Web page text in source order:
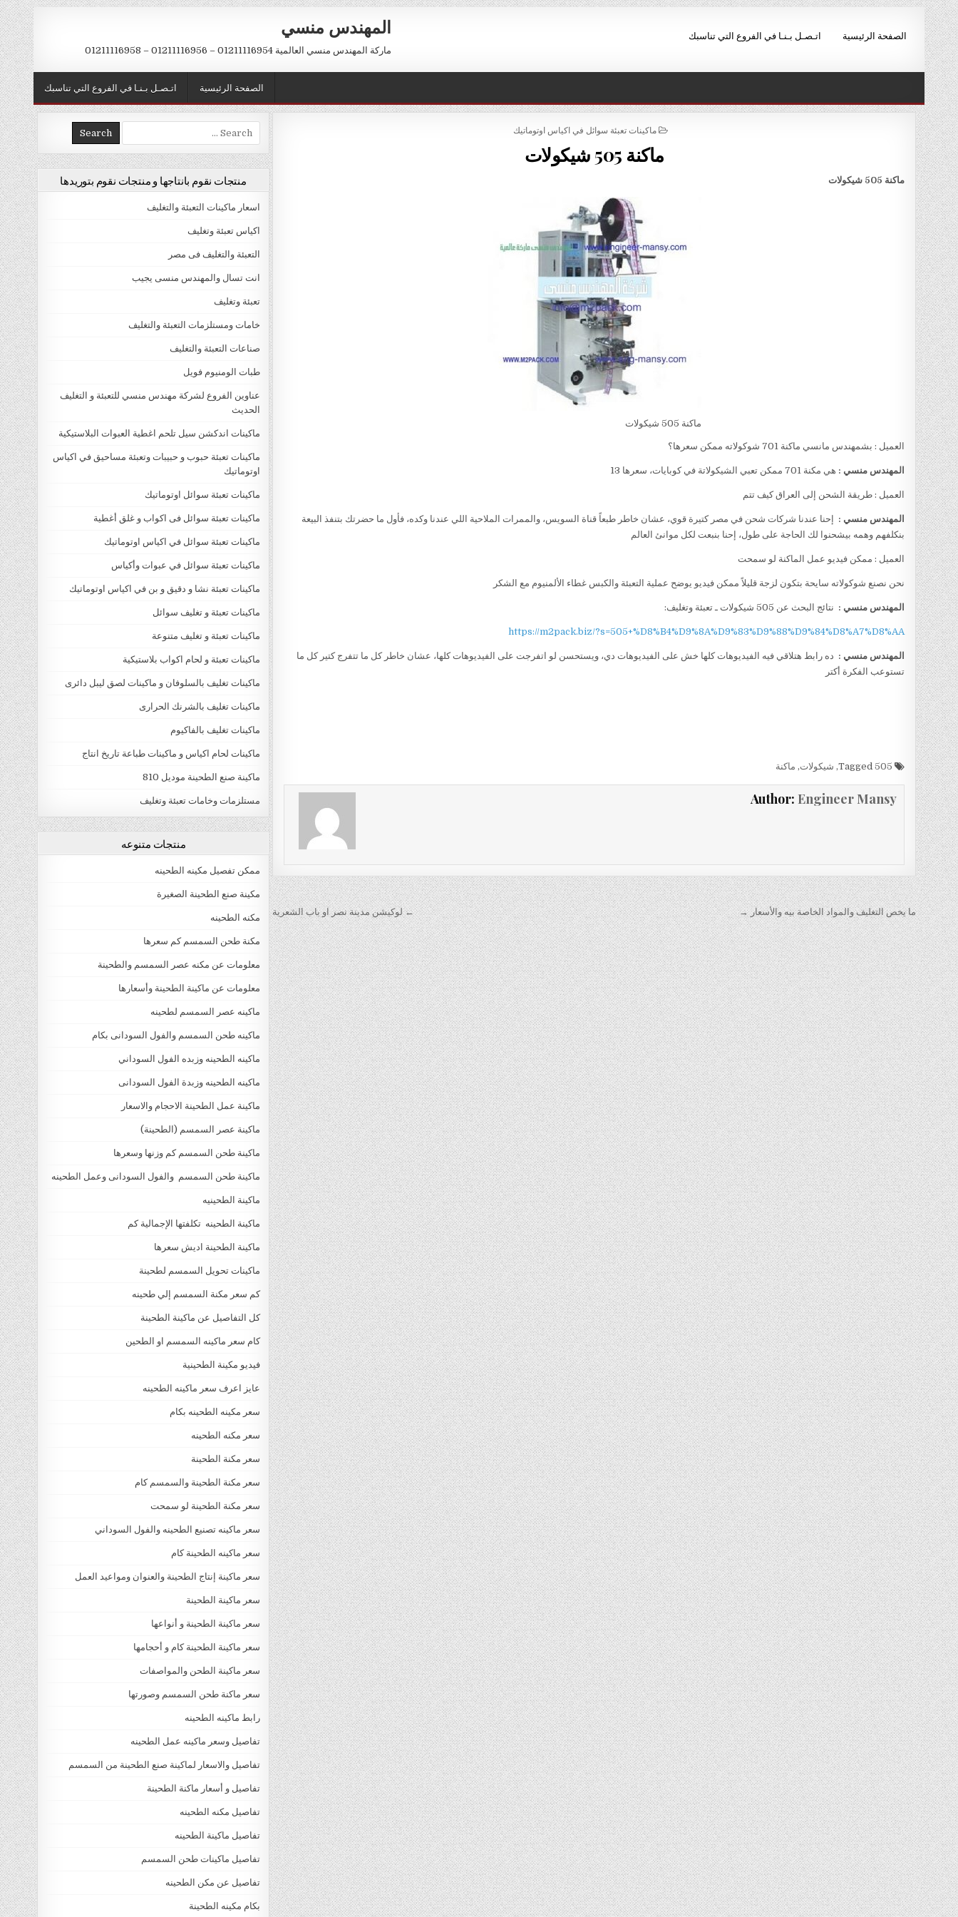
Skip
to
content
المهندس منسي
ماركة المهندس منسي العالمية 01211116954 – 01211116956 – 01211116958
اتـصـل بـنـا في الفروع التي تناسبك الصفحة الرئيسية
اتـصـل بـنـا في الفروع التي تناسبك الصفحة الرئيسية
POSTED
ماكينات تعبئة سوائل في اكياس اوتوماتيك
ماكنة 505 شيكولات
ماكنة 505 شيكولات
ماكنة 505 شيكولات
العميل : بشمهندس مانسي ماكنة 701 شوكولاته ممكن سعرها؟
المهندس منسي : هي مكنة 701 ممكن تعبي الشيكولاتة في كوبايات، سعرها 13
العميل : طريقة الشحن إلى العراق كيف تتم
المهندس منسي : إحنا عندنا شركات شحن في مصر كتيرة قوي، عشان خاطر طبعاً قناة السويس، والممرات الملاحية اللي عندنا وكده، فأول ما حضرتك بتنفذ البيعة
بنكلفهم وهمه بيشحنوا لك الحاجة على طول، إحنا بنبعت لكل موانئ العالم
العميل : ممكن فيديو عمل الماكنة لو سمحت
نحن نصنع شوكولاته سايحة بتكون لزجة قليلاً ممكن فيديو يوضح عملية التعبئة والكبس غطاء الألمنيوم مع الشكر
المهندس منسي : نتائج البحث عن 505 شيكولات ـ تعبئة وتغليف:
https://m2pack.biz/?s=505+%D8%B4%D9%8A%D9%83%D9%88%D9%84%D8%A7%D8%AA
المهندس منسي : ده رابط هتلاقي فيه الفيديوهات كلها خش على الفيديوهات دي، ويستحسن لو اتفرجت على الفيديوهات كلها، عشان خاطر كل ما تتفرج كتير كل ما
تستوعب الفكرة أكتر
505
, شيكولات, ماكنة
Author: Engineer Mansy
تصفّح
المقالات
← لوكيشن مدينة نصر او باب الشعرية ما يخص التغليف والمواد الخاصة بيه والأسعار →
Search
for:
منتجات نقوم بانتاجها و منتجات نقوم بتوريدها
اسعار ماكينات التعبئة والتغليف
اكياس تعبئة وتغليف
التعبئة والتغليف فى مصر
انت تسال والمهندس منسى يجيب
تعبئة وتغليف
خامات ومستلزمات التعبئة والتغليف
صناعات التعبئة والتغليف
طبات الومنيوم فويل
عناوين الفروع لشركة مهندس منسي للتعبئة و التغليف
الحديث
ماكينات اندكشن سيل تلحم اغطية العبوات البلاستيكية
ماكينات تعبئة حبوب و حبيبات وتعبئة مساحيق في اكياس
اوتوماتيك
ماكينات تعبئة سوائل اوتوماتيك
ماكينات تعبئة سوائل فى اكواب و غلق أغطية
ماكينات تعبئة سوائل في اكياس اوتوماتيك
ماكينات تعبئة سوائل في عبوات وأكياس
ماكينات تعبئة نشا و دقيق و بن في اكياس اوتوماتيك
ماكينات تعبئة و تغليف سوائل
ماكينات تعبئة و تغليف متنوعة
ماكينات تعبئة و لحام اكواب بلاستيكية
ماكينات تغليف بالسلوفان و ماكينات لصق ليبل دائرى
ماكينات تغليف بالشرنك الحرارى
ماكينات تغليف بالفاكيوم
ماكينات لحام اكياس و ماكينات طباعة تاريخ انتاج
ماكينة صنع الطحينة موديل 810
مستلزمات وخامات تعبئة وتغليف
منتجات متنوعه
ممكن تفصيل مكينه الطحينه
مكينة صنع الطحينة الصغيرة
مكنه الطحينه
مكنة طحن السمسم كم سعرها
معلومات عن مكنه عصر السمسم والطحينة
معلومات عن ماكينة الطحينة وأسعارها
ماكينه عصر السمسم لطحينه
ماكينه طحن السمسم والفول السودانى بكام
ماكينه الطحينه وزبده الفول السوداني
ماكينه الطحينه وزبدة الفول السودانى
ماكينة عمل الطحينة الاحجام والاسعار
ماكينة عصر السمسم (الطحينة)
ماكينة طحن السمسم كم وزنها وسعرها
ماكينة طحن السمسم والفول السودانى وعمل الطحينه
ماكينة الطحينيه
ماكينة الطحينه تكلفتها الإجمالية كم
ماكينة الطحينة اديش سعرها
ماكينات تحويل السمسم لطحينة
كم سعر مكنة السمسم إلي طحينه
كل التفاصيل عن ماكينة الطحينة
كام سعر ماكينه السمسم او الطحين
فيديو مكينة الطحينية
عايز اعرف سعر ماكينه الطحينه
سعر مكينه الطحينه بكام
سعر مكنه الطحينه
سعر مكنة الطحينة
سعر مكنة الطحينة والسمسم كام
سعر مكنة الطحينة لو سمحت
سعر ماكينه تصنيع الطحينه والفول السوداني
سعر ماكينه الطحينة كام
سعر ماكينة إنتاج الطحينة والعنوان ومواعيد العمل
سعر ماكينة الطحينة
سعر ماكينة الطحينة و أنواعها
سعر ماكينة الطحينة كام و أحجامها
سعر ماكينة الطحن والمواصفات
سعر ماكنة طحن السمسم وصورتها
رابط ماكينه الطحينه
تفاصيل وسعر ماكينه عمل الطحينه
تفاصيل والاسعار لماكينة صنع الطحينة من السمسم
تفاصيل و أسعار ماكنة الطحينة
تفاصيل مكنه الطحينه
تفاصيل ماكينة الطحينه
تفاصيل ماكينات طحن السمسم
تفاصيل عن مكن الطحينه
بكام مكينه الطحينة